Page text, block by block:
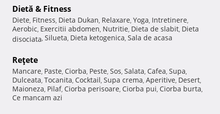
Dietă & Fitness
Diete, Fitness, Dieta Dukan, Relaxare, Yoga, Intretinere,
Aerobic, Exercitii abdomen, Nutritie, Dieta de slabit, Dieta
disociata, Silueta, Dieta ketogenica, Sala de acasa
Reţete
Mancare, Paste, Ciorba, Peste, Sos, Salata, Cafea, Supa,
Dulceata, Tocanita, Cocktail, Supa crema, Aperitive, Desert,
Maioneza, Pilaf, Ciorba perisoare, Ciorba pui, Ciorba burta,
Ce mancam azi